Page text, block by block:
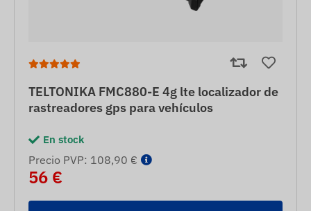
TELTONIKA FMC880-E 4g lte localizador de
rastreadores gps para vehículos
En stock
Precio PVP: 108,90 €
56 €